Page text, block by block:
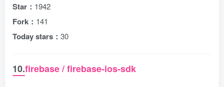
Star： 1942
Fork： 141
Today stars： 30
10.firebase / firebase-ios-sdk